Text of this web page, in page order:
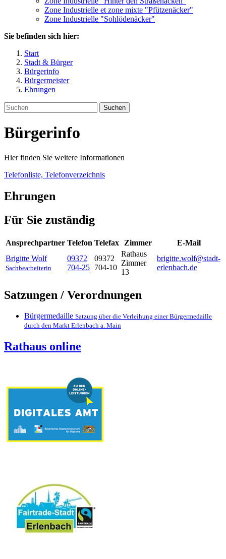
Zone Industrielle et zone mixte "Pfützenäcker"
Zone Industrielle "Sohlödenäcker"
Sie befinden sich hier:
Start
Stadt & Bürger
Bürgerinfo
Bürgermeister
Ehrungen
Suchen
Bürgerinfo
Hier finden Sie weitere Informationen
Telefonliste, Telefonverzeichnis
Ehrungen
Für Sie zuständig
Ansprechpartner Telefon Telefax Zimmer
E-Mail
Brigitte Wolf
Sachbearbeiterin
09372
704-25
09372
704-10
Rathaus
Zimmer
13
brigitte.wolf@stadt-
erlenbach.de
Satzungen / Verordnungen
Bürgermedaille Satzung über die Verleihung einer Bürgermedaille
durch den Markt Erlenbach a. Main
Rathaus online